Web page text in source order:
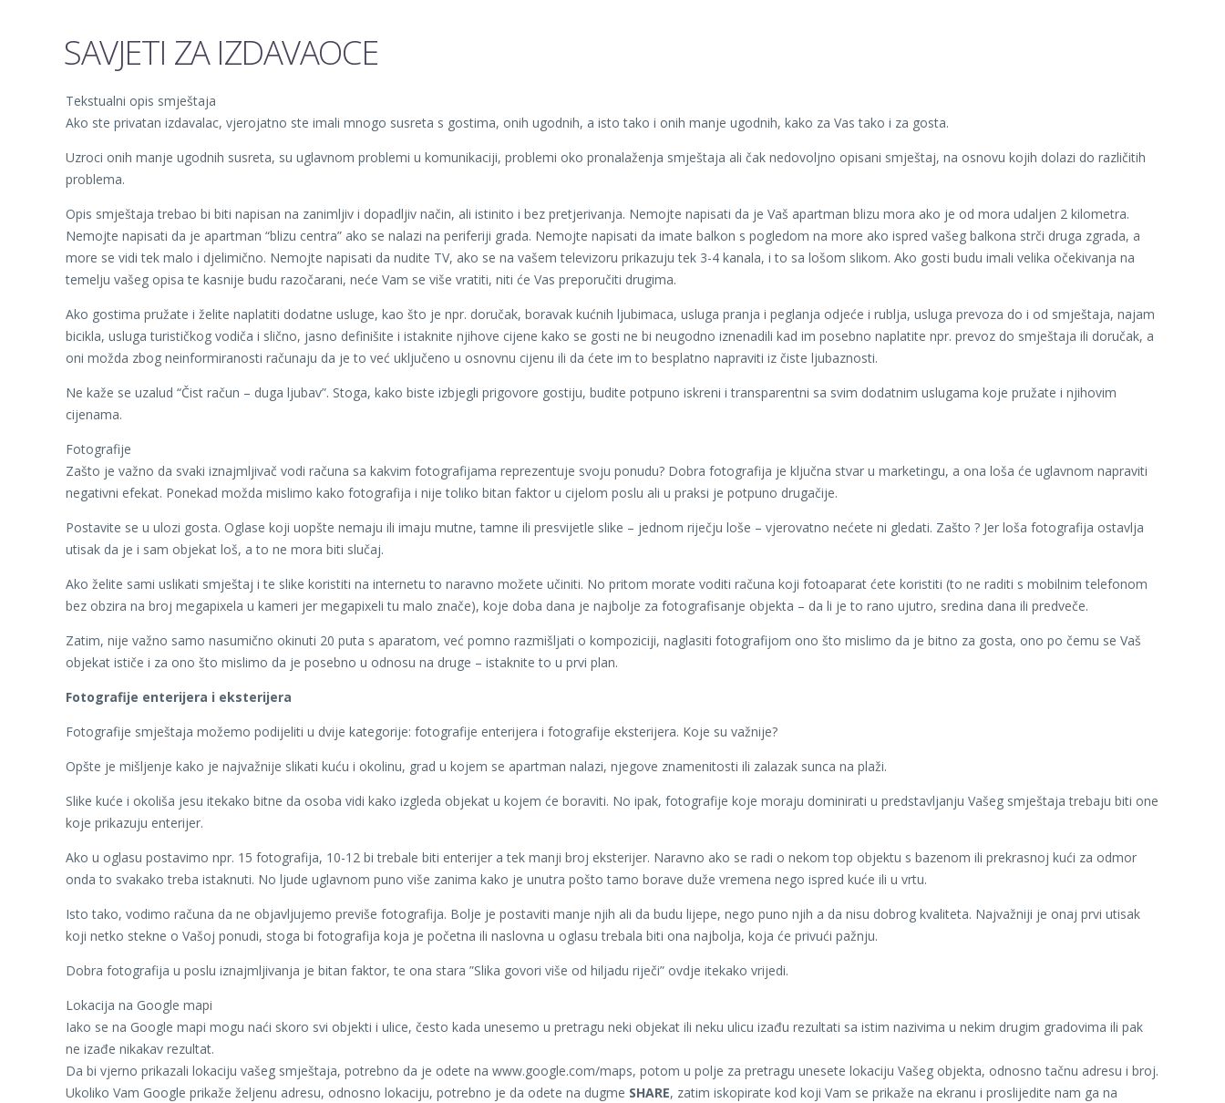
SAVJETI ZA IZDAVAOCE
Tekstualni opis smještaja
Ako ste privatan izdavalac, vjerojatno ste imali mnogo susreta s gostima, onih ugodnih, a isto tako i onih manje ugodnih, kako za Vas tako i za gosta.
Uzroci onih manje ugodnih susreta, su uglavnom problemi u komunikaciji, problemi oko pronalaženja smještaja ali čak nedovoljno opisani smještaj, na osnovu kojih dolazi do različitih
problema.
Opis smještaja trebao bi biti napisan na zanimljiv i dopadljiv način, ali istinito i bez pretjerivanja. Nemojte napisati da je Vaš apartman blizu mora ako je od mora udaljen 2 kilometra.
Nemojte napisati da je apartman “blizu centra” ako se nalazi na periferiji grada. Nemojte napisati da imate balkon s pogledom na more ako ispred vašeg balkona strči druga zgrada, a
more se vidi tek malo i djelimično. Nemojte napisati da nudite TV, ako se na vašem televizoru prikazuju tek 3-4 kanala, i to sa lošom slikom. Ako gosti budu imali velika očekivanja na
temelju vašeg opisa te kasnije budu razočarani, neće Vam se više vratiti, niti će Vas preporučiti drugima.
Ako gostima pružate i želite naplatiti dodatne usluge, kao što je npr. doručak, boravak kućnih ljubimaca, usluga pranja i peglanja odjeće i rublja, usluga prevoza do i od smještaja, najam
bicikla, usluga turističkog vodiča i slično, jasno definišite i istaknite njihove cijene kako se gosti ne bi neugodno iznenadili kad im posebno naplatite npr. prevoz do smještaja ili doručak, a
oni možda zbog neinformiranosti računaju da je to već uključeno u osnovnu cijenu ili da ćete im to besplatno napraviti iz čiste ljubaznosti.
Ne kaže se uzalud “Čist račun – duga ljubav”. Stoga, kako biste izbjegli prigovore gostiju, budite potpuno iskreni i transparentni sa svim dodatnim uslugama koje pružate i njihovim
cijenama.
Fotografije
Zašto je važno da svaki iznajmljivač vodi računa sa kakvim fotografijama reprezentuje svoju ponudu? Dobra fotografija je ključna stvar u marketingu, a ona loša će uglavnom napraviti
negativni efekat. Ponekad možda mislimo kako fotografija i nije toliko bitan faktor u cijelom poslu ali u praksi je potpuno drugačije.
Postavite se u ulozi gosta. Oglase koji uopšte nemaju ili imaju mutne, tamne ili presvijetle slike – jednom riječju loše – vjerovatno nećete ni gledati. Zašto ? Jer loša fotografija ostavlja
utisak da je i sam objekat loš, a to ne mora biti slučaj.
Ako želite sami uslikati smještaj i te slike koristiti na internetu to naravno možete učiniti. No pritom morate voditi računa koji fotoaparat ćete koristiti (to ne raditi s mobilnim telefonom
bez obzira na broj megapixela u kameri jer megapixeli tu malo znače), koje doba dana je najbolje za fotografisanje objekta – da li je to rano ujutro, sredina dana ili predveče.
Zatim, nije važno samo nasumično okinuti 20 puta s aparatom, već pomno razmišljati o kompoziciji, naglasiti fotografijom ono što mislimo da je bitno za gosta, ono po čemu se Vaš
objekat ističe i za ono što mislimo da je posebno u odnosu na druge – istaknite to u prvi plan.
Fotografije enterijera i eksterijera
Fotografije smještaja možemo podijeliti u dvije kategorije: fotografije enterijera i fotografije eksterijera. Koje su važnije?
Opšte je mišljenje kako je najvažnije slikati kuću i okolinu, grad u kojem se apartman nalazi, njegove znamenitosti ili zalazak sunca na plaži.
Slike kuće i okoliša jesu itekako bitne da osoba vidi kako izgleda objekat u kojem će boraviti. No ipak, fotografije koje moraju dominirati u predstavljanju Vašeg smještaja trebaju biti one
koje prikazuju enterijer.
Ako u oglasu postavimo npr. 15 fotografija, 10-12 bi trebale biti enterijer a tek manji broj eksterijer. Naravno ako se radi o nekom top objektu s bazenom ili prekrasnoj kući za odmor
onda to svakako treba istaknuti. No ljude uglavnom puno više zanima kako je unutra pošto tamo borave duže vremena nego ispred kuće ili u vrtu.
Isto tako, vodimo računa da ne objavljujemo previše fotografija. Bolje je postaviti manje njih ali da budu lijepe, nego puno njih a da nisu dobrog kvaliteta. Najvažniji je onaj prvi utisak
koji netko stekne o Vašoj ponudi, stoga bi fotografija koja je početna ili naslovna u oglasu trebala biti ona najbolja, koja će privući pažnju.
Dobra fotografija u poslu iznajmljivanja je bitan faktor, te ona stara ”Slika govori više od hiljadu riječi” ovdje itekako vrijedi.
Lokacija na Google mapi
Iako se na Google mapi mogu naći skoro svi objekti i ulice, često kada unesemo u pretragu neki objekat ili neku ulicu izađu rezultati sa istim nazivima u nekim drugim gradovima ili pak
ne izađe nikakav rezultat.
Da bi vjerno prikazali lokaciju vašeg smještaja, potrebno da je odete na www.google.com/maps, potom u polje za pretragu unesete lokaciju Vašeg objekta, odnosno tačnu adresu i broj.
Ukoliko Vam Google prikaže željenu adresu, odnosno lokaciju, potrebno je da odete na dugme SHARE, zatim iskopirate kod koji Vam se prikaže na ekranu i proslijedite nam ga na